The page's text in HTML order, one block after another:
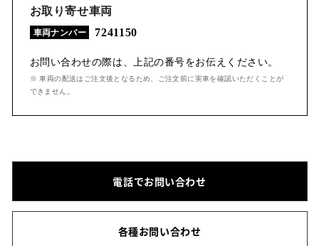
お取り寄せ車両
車両ナンバー 7241150
お問い合わせの際は、上記の番号をお伝えください。
※ 車両の配送はご注文後となるため、ご注文前に実車を確認いただくことが
できません。
電話でお問い合わせ
各種お問い合わせ